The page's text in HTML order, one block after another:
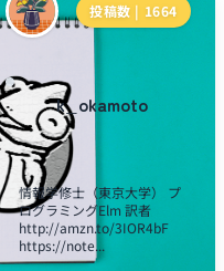
投稿数 | 1664
k_okamoto
情報学修士（東京大学） プ
ログラミングElm 訳者
http://amzn.to/3IOR4bF
https://note...